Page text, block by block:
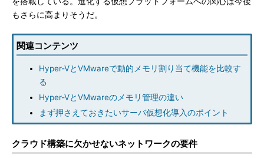
もさらに高まりそうだ。
関連コンテンツ
Hyper-VとVMwareで動的メモリ割り当て機能を比較す
る
Hyper-VとVMwareのメモリ管理の違い
まず押さえておきたいサーバ仮想化導入のポイント
クラウド構築に欠かせないネットワークの要件